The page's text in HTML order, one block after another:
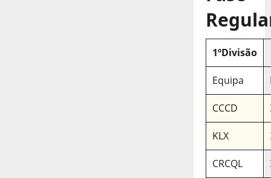
1ºDivisão
Equipa
CCCD
KLX
CRCQL